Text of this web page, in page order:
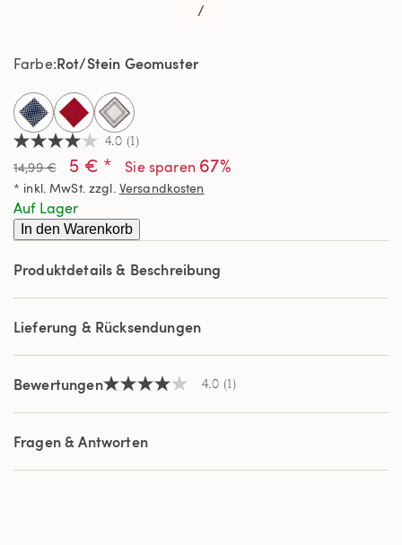
/
4.0
von
5
Sternen,
Durchschnittswert
der
Bewertung.
a
Review.
derselben
Seite.
4.0 (1)
14,99 € 5 € * Sie sparen 67%
* inkl. MwSt. zzgl. Versandkosten
Farbe Rot/Stein Geomuster
selected
Auf Lager
In den Warenkorb
Produktdetails & Beschreibung
Lieferung & Rücksendungen
Bewertungen4.0
5
Sternen,
Durchschnittswert
Bewertung.
4.0 (1)
Fragen & Antworten